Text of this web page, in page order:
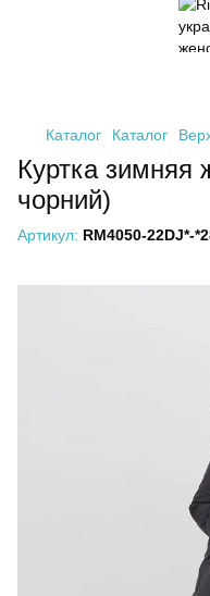
Каталог Каталог
Куртка зимняя
чорний)
Артикул: RM4050-22DJ*-